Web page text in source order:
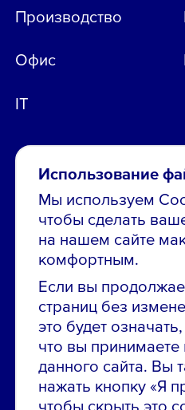
Использование
Мы используем
чтобы сделать
на нашем сайте
комфортным.
Если вы
страниц без
это будет означать,
что вы
данного сайта. Вы
нажать кнопку «Я
Остались вопросы по
Звони в контакт-центр:
8 800 700-19-43
Производство
Офис
IT
Сообщить об ошибке на
ПАО «ГМК «Норильский
Использование
без согласования